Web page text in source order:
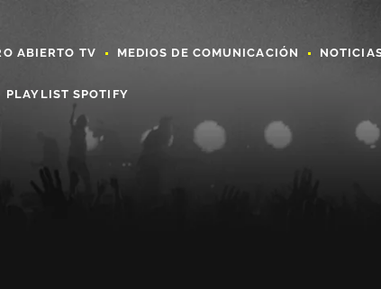
ABIERTO TV MEDIOS DE COMUNICACIÓN
PLAYLIST SPOTIFY